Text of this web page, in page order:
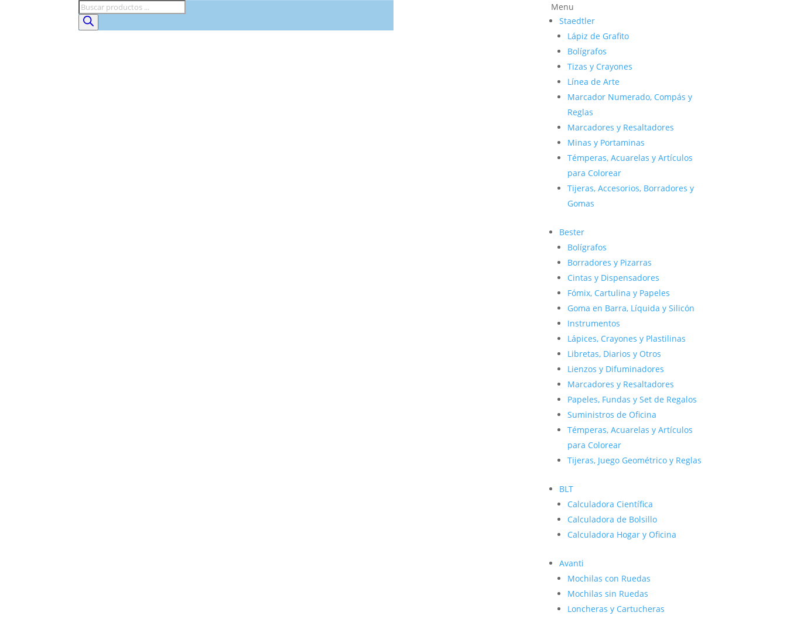
Búsqueda
de
productos
Menu
Staedtler
Lápiz de Grafito
Bolígrafos
Tizas y Crayones
Línea de Arte
Marcador Numerado, Compás y
Reglas
Marcadores y Resaltadores
Minas y Portaminas
Témperas, Acuarelas y Artículos
para Colorear
Tijeras, Accesorios, Borradores y
Gomas
Bester
Bolígrafos
Borradores y Pizarras
Cintas y Dispensadores
Fómix, Cartulina y Papeles
Goma en Barra, Líquida y Silicón
Instrumentos
Lápices, Crayones y Plastilinas
Libretas, Diarios y Otros
Lienzos y Difuminadores
Marcadores y Resaltadores
Papeles, Fundas y Set de Regalos
Suministros de Oficina
Témperas, Acuarelas y Artículos
para Colorear
Tijeras, Juego Geométrico y Reglas
BLT
Calculadora Científica
Calculadora de Bolsillo
Calculadora Hogar y Oficina
Avanti
Mochilas con Ruedas
Mochilas sin Ruedas
Loncheras y Cartucheras